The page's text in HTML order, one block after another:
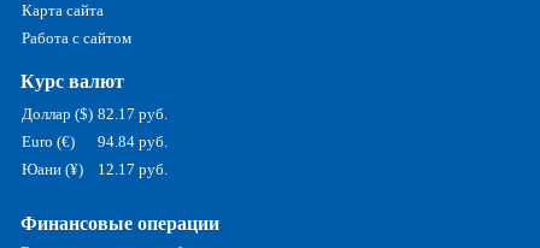
Карта сайта
Работа с сайтом
Курс валют
Доллар ($) 82.17 руб.
Euro (€)
94.84 руб.
Юани (¥)
12.17 руб.
Финансовые операции